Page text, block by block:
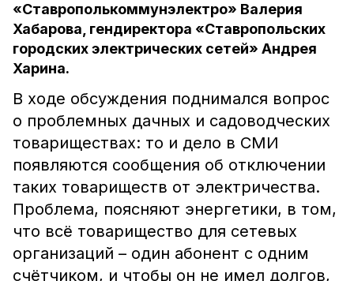
«Ставрополькоммунэлектро» Валерия
Хабарова, гендиректора «Ставропольских
городских электрических сетей» Андрея
Харина.
В ходе обсуждения поднимался вопрос
о проблемных дачных и садоводческих
товариществах: то и дело в СМИ
появляются сообщения об отключении
таких товариществ от электричества.
Проблема, поясняют энергетики, в том,
что всё товарищество для сетевых
организаций – один абонент с одним
счётчиком, и чтобы он не имел долгов,